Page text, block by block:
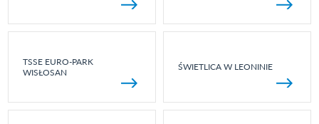
TSSE EURO-PARK
WISŁOSAN
ŚWIETLICA W LEONINIE